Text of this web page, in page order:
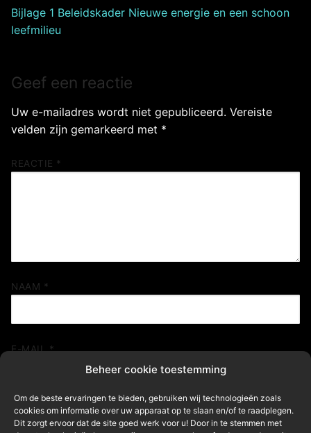
Beheer cookie toestemming
Om de beste ervaringen te bieden, gebruiken wij technologieën zoals
cookies om informatie over uw apparaat op te slaan en/of te raadplegen.
Dit zorgt ervoor dat de site goed werk voor u! Door in te stemmen met
Bijlage 1 Beleidskader Nieuwe energie en een schoon
leefmilieu
Geef een reactie
Uw e-mailadres wordt niet gepubliceerd. Vereiste
velden zijn gemarkeerd met *
REACTIE *
NAAM *
E-MAIL*
SITE